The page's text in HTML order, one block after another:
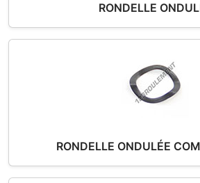
RONDELLE
RONDELLE ONDULÉE